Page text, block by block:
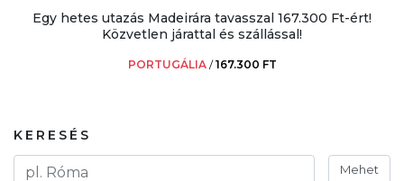
Egy hetes utazás Madeirára tavasszal 167.300 Ft-ért!
Közvetlen járattal és szállással!
PORTUGÁLIA /167.300 FT
KERESÉS
Mehet